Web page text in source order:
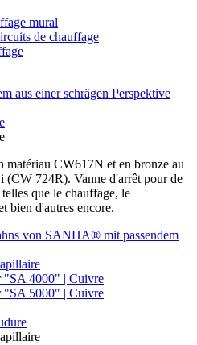
mural
de chauffage
matériau CW617N et en bronze au
(CW 724R). Vanne d'arrêt pour de
que le chauffage, le
bien d'autres encore.
"SA 4000" | Cuivre
"SA 5000" | Cuivre